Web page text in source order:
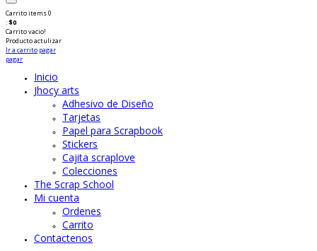
Carritoitems0
:$0
Carrito vacio!
Productoactulizar
Ir a carrito pagar
pagar
Inicio
Jhocy arts
Adhesivo de Diseño
Tarjetas
Papel para Scrapbook
Stickers
Cajita scraplove
Colecciones
The Scrap School
Mi cuenta
Ordenes
Carrito
Contactenos